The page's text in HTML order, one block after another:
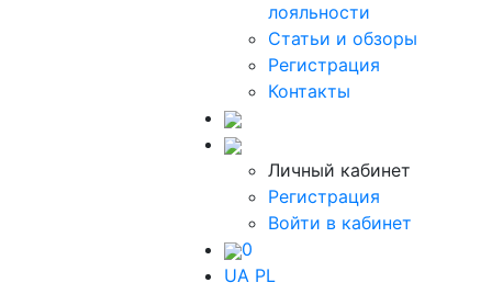
лояльности
Статьи и обзоры
Регистрация
Контакты
Личный кабинет
Регистрация
Войти в кабинет
0
UA PL